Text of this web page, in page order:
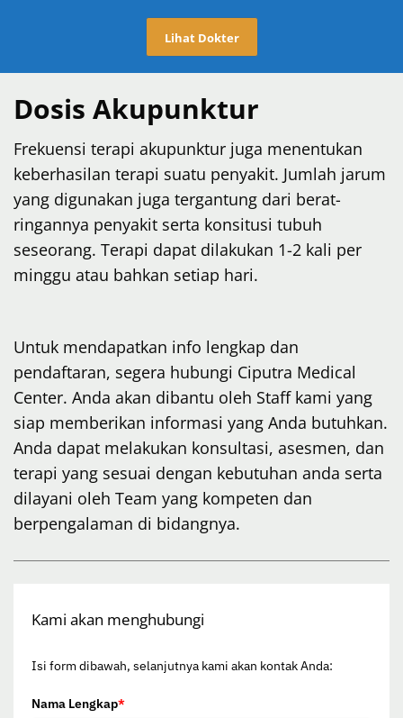
Lihat Dokter
Dosis Akupunktur
Frekuensi terapi akupunktur juga menentukan
keberhasilan terapi suatu penyakit. Jumlah jarum
yang digunakan juga tergantung dari berat-
ringannya penyakit serta konsitusi tubuh
seseorang. Terapi dapat dilakukan 1-2 kali per
minggu atau bahkan setiap hari.
Untuk mendapatkan info lengkap dan
pendaftaran, segera hubungi Ciputra Medical
Center. Anda akan dibantu oleh Staff kami yang
siap memberikan informasi yang Anda butuhkan.
Anda dapat melakukan konsultasi, asesmen, dan
terapi yang sesuai dengan kebutuhan anda serta
dilayani oleh Team yang kompeten dan
berpengalaman di bidangnya.
Kami akan menghubungi
Isi form dibawah, selanjutnya kami akan kontak Anda:
Nama Lengkap*